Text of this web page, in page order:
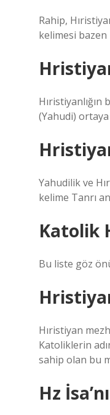
Rahip,
kelimesi
Hıristiyanlığın
(Yahudi) ortaya
Yahudilik ve
kelime Tanrı
Katolik
Bu liste göz
Hıristiyan
Katoliklerin
sahip olan bu
Hz